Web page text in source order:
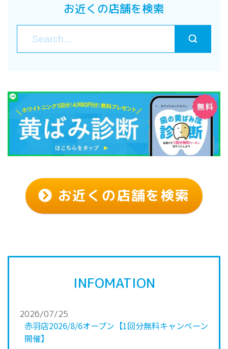
お近くの店舗を検索
お近くの店舗を検索
INFOMATION
2026/07/25
赤羽店2026/8/6オープン【1回分無料キャンペーン
開催】